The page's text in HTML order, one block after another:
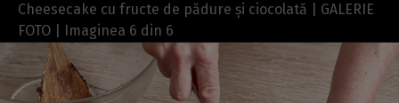
Cheesecake cu fructe de pădure și ciocolată | GALERIE
FOTO | Imaginea 6 din 6